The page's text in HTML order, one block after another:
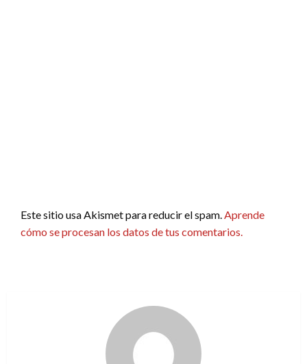
Este sitio usa Akismet para reducir el spam.Aprende
cómo se procesan los datos de tus comentarios.